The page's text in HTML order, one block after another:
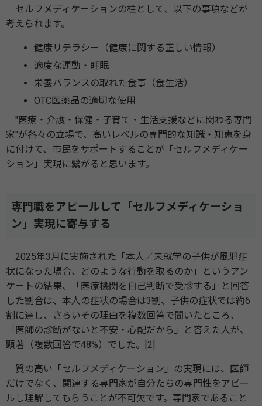
セルフメディケーションの柱として、以下の事項などが
考えられます。
健康リテラシー（健康に関する正しい情報）
適度な運動・睡眠
栄養バランスの取れた食事（食生活）
OTC医薬品の適切な使用
"医療・介護・保健・子育て・生活支援などに関わる専門
家"が各々の立場で、高いレベルの専門的な知識・知恵を身
に付けて、市民をサポートすることが「セルフメディケー
ション」実現に繋がると思います。
専門職をアピールして「セルフメディケーショ
ン」実現に寄与する
2025年3月に実施された「本人／未就学の子供が風邪症
状になった場合、どのような行動を取るのか」というアン
ケートの結果、「医療機関を自己判断で受診する」と回答
した割合は、本人の症状の場合は3割、子供の症状では約6
割に達し、さらいその理由を複数回答で聞いたところ、
「医師の診断がないと不安・心配だから」と答えた人が、
顕著（複数回答で48%）でした。[2]
質の高い「セルフメディケーション」の実現には、医師
だけでなく、関連する専門家が自分たちの専門性をアピー
ルし理解してもらうことが不可欠です。専門家であること